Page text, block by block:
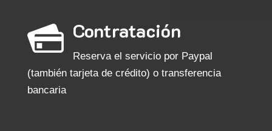
Contratación
Reserva el servicio por Paypal
(también tarjeta de crédito) o transferencia
bancaria